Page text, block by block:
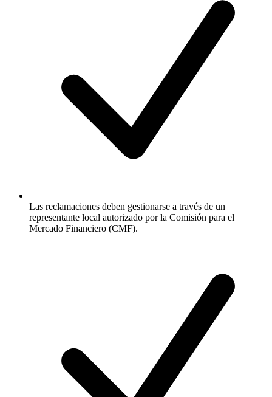
Las reclamaciones deben gestionarse a través de un
representante local autorizado por la Comisión para el
Mercado Financiero (CMF).